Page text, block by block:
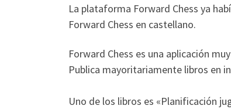
La plataforma Forward Chess ya
Forward Chess en castellano.
Forward Chess es una aplicación
Publica mayoritariamente libros en
Uno de los libros es «Planificación